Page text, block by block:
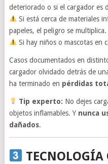
deteriorado o si el cargador es
Si está cerca de materiales
papeles, el peligro se multiplica.
Si hay niños o mascotas en
Casos documentados en
cargador olvidado detrás de
ha terminado en pérdidas
Tip experto: No dejes
objetos inflamables. Y nunca
dañados.
TECNOLOGÍA